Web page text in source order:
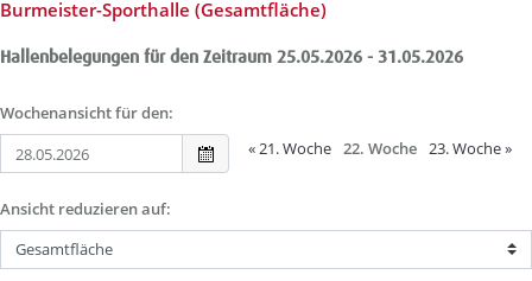
Burmeister-Sporthalle (Gesamtfläche)
Hallenbelegungen für den Zeitraum 25.05.2026 - 31.05.2026
Wochenansicht für den:
«21. Woche 22. Woche 23. Woche»
Ansicht reduzieren auf: